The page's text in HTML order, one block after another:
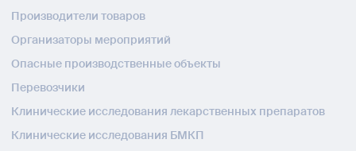
Производители товаров
Организаторы мероприятий
Опасные производственные объекты
Перевозчики
Клинические исследования лекарственных препаратов
Клинические исследования БМКП